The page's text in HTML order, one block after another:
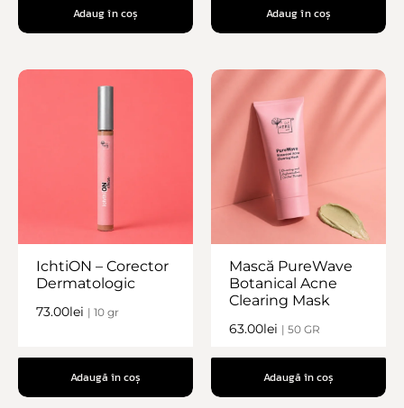
Adaug în coș Adaug în coș
IchtiON – Corector
Dermatologic
73.00lei | 10 gr
Adaugă în coș
Mască PureWave
Botanical Acne
Clearing Mask
63.00lei | 50 GR
Adaugă în coș